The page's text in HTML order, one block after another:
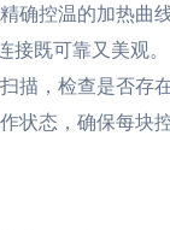
确控温的加热
既可靠又美观。
描，检查是否
状态，确保每